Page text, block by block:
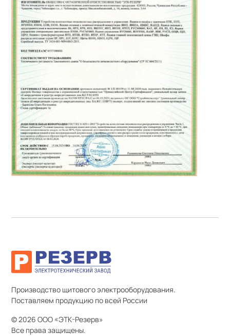
Производство щитового электрооборудования.
Поставляем продукцию по всей России
© 2026 ООО «ЭТК-Резерв»
Все права защищены.